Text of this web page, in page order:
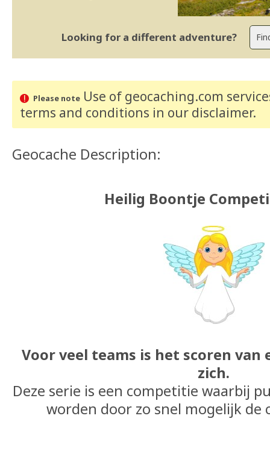
Looking for a different adventure?
Please noteUse of geocaching.com
terms and conditions in our disclaimer.
Geocache Description:
Heilig Boontje
Voor veel teams is het scoren van
zich.
Deze serie is een competitie waarbij
worden door zo snel mogelijk de